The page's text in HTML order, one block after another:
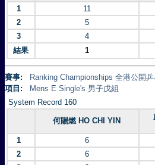
1
11
2
5
3
4
結果
1
賽事:
Ranking Championships 全港公開
項目:
Mens E Single's 男子戊組
System Record 160
何賜燃 HO CHI YIN
1
6
2
6